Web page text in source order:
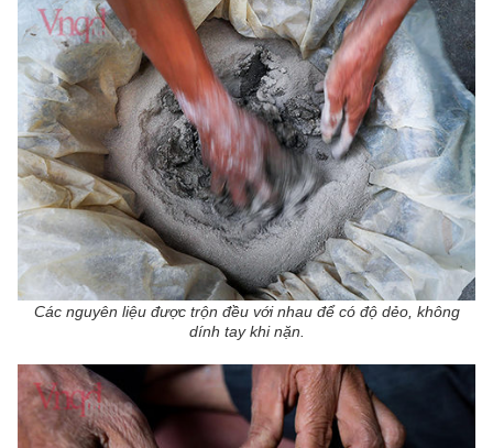
Các nguyên liệu được trộn đều với nhau để có độ dẻo, không
dính tay khi nặn.